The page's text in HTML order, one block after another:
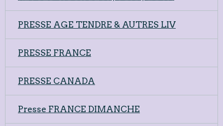
PRESSE AGE TENDRE & AUTRES LIV
PRESSE FRANCE
PRESSE CANADA
Presse FRANCE DIMANCHE